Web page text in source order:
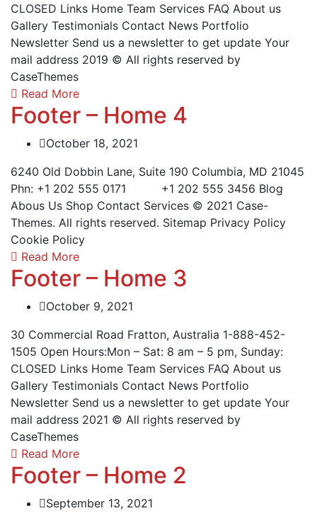
CLOSED Links Home Team Services FAQ About us
Gallery Testimonials Contact News Portfolio
Newsletter Send us a newsletter to get update Your
mail address 2019 © All rights reserved by
CaseThemes
Read More
Footer – Home 4
October 18, 2021
6240 Old Dobbin Lane, Suite 190 Columbia, MD 21045
Phn: +1 202 555 0171 +1 202 555 3456 Blog
Abous Us Shop Contact Services © 2021 Case-
Themes. All rights reserved. Sitemap Privacy Policy
Cookie Policy
Read More
Footer – Home 3
October 9, 2021
30 Commercial Road Fratton, Australia 1-888-452-
1505 Open Hours:Mon – Sat: 8 am – 5 pm, Sunday:
CLOSED Links Home Team Services FAQ About us
Gallery Testimonials Contact News Portfolio
Newsletter Send us a newsletter to get update Your
mail address 2021 © All rights reserved by
CaseThemes
Read More
Footer – Home 2
September 13, 2021